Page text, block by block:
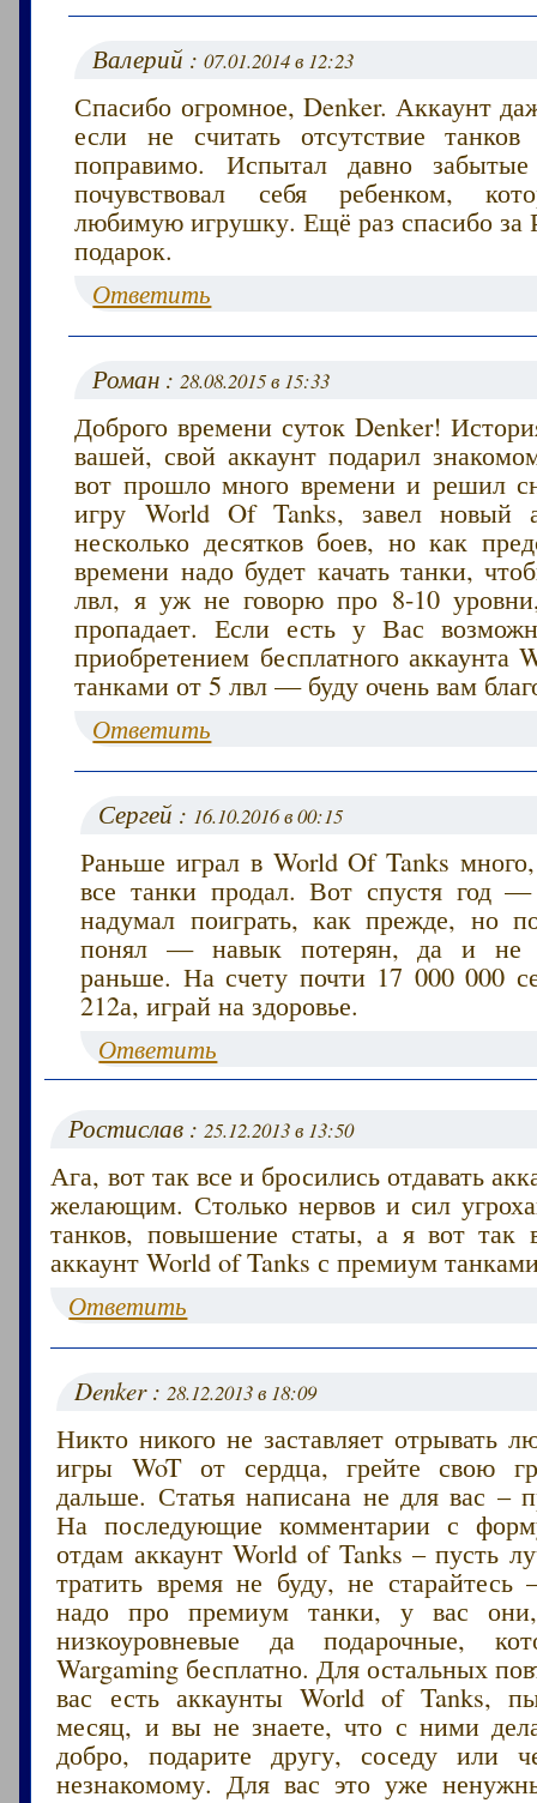
Валерий :07.01.2014 в 12:23
Спасибо огромное, Denker. Аккаунт
если не считать отсутствие
поправимо. Испытал давно
почувствовал себя ребенком,
любимую игрушку. Ещё раз спасибо за
подарок.
Ответить
Роман :28.08.2015 в 15:33
Доброго времени суток Denker!
вашей, свой аккаунт подарил
вот прошло много времени и решил
игру World Of Tanks, завел новый
несколько десятков боев, но как
времени надо будет качать танки,
лвл, я уж не говорю про 8-10
пропадает. Если есть у Вас
приобретением бесплатного аккаунта
танками от 5 лвл — буду очень вам
Ответить
Сергей : 16.10.2016 в 00:15
Раньше играл в World Of Tanks
все танки продал. Вот спустя год —
надумал поиграть, как прежде, но
понял — навык потерян, да и не
раньше. На счету почти 17 000 000
212а, играй на здоровье.
Ответить
Ростислав :25.12.2013 в 13:50
Ага, вот так все и бросились отдавать
желающим. Столько нервов и сил
танков, повышение статы, а я вот так
аккаунт World of Tanks с премиум
Ответить
Denker :28.12.2013 в 18:09
Никто никого не заставляет отрывать
игры WoT от сердца, грейте свою
дальше. Статья написана не для вас –
На последующие комментарии с
отдам аккаунт World of Tanks – пусть
тратить время не буду, не
надо про премиум танки, у вас они,
низкоуровневые да подарочные,
Wargaming бесплатно. Для остальных
вас есть аккаунты World of Tanks,
месяц, и вы не знаете, что с ними
добро, подарите другу, соседу или
незнакомому. Для вас это уже